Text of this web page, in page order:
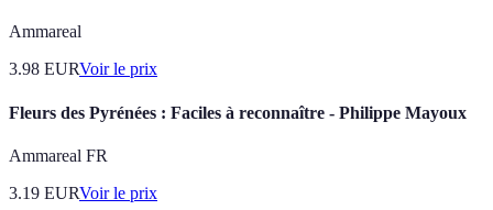
Ammareal
3.98 EURVoir le prix
Fleurs des Pyrénées : Faciles à reconnaître - Philippe Mayoux
Ammareal FR
3.19 EURVoir le prix